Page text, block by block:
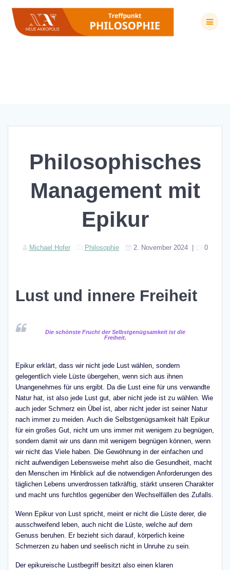
Inhalt
springen
Philosophisches
Management mit
Epikur
Michael Hofer Philosophie 2. November 2024| 0
Lust und innere Freiheit
Die schönste Frucht der Selbstgenügsamkeit ist die
Freiheit.
Epikur erklärt, dass wir nicht jede Lust wählen, sondern
gelegentlich viele Lüste übergehen, wenn sich aus ihnen
Unangenehmes für uns ergibt. Da die Lust eine für uns verwandte
Natur hat, ist also jede Lust gut, aber nicht jede ist zu wählen. Wie
auch jeder Schmerz ein Übel ist, aber nicht jeder ist seiner Natur
nach immer zu meiden. Auch die Selbstgenügsamkeit hält Epikur
für ein großes Gut, nicht um uns immer mit wenigem zu begnügen,
sondern damit wir uns dann mit wenigem begnügen können, wenn
wir nicht das Viele haben. Die Gewöhnung in der einfachen und
nicht aufwendigen Lebensweise mehrt also die Gesundheit, macht
den Menschen im Hinblick auf die notwendigen Anforderungen des
täglichen Lebens unverdrossen tatkräftig, stärkt unseren Charakter
und macht uns furchtlos gegenüber den Wechselfällen des Zufalls.
Wenn Epikur von Lust spricht, meint er nicht die Lüste derer, die
ausschweifend leben, auch nicht die Lüste, welche auf dem
Genuss beruhen. Er bezieht sich darauf, körperlich keine
Schmerzen zu haben und seelisch nicht in Unruhe zu sein.
Der epikureische Lustbegriff besitzt also einen klaren